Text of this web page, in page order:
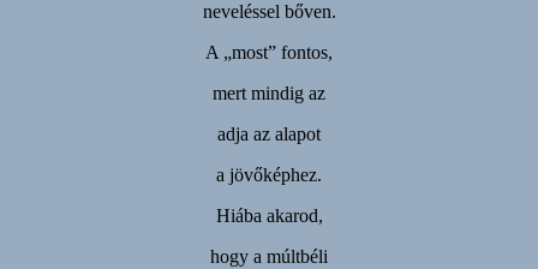
neveléssel bőven.
A „most” fontos,
mert mindig az
adja az alapot
a jövőképhez.
Hiába akarod,
hogy a múltbéli